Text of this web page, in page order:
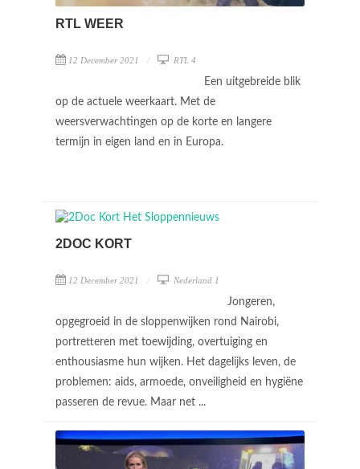
RTL WEER
12 December 2021 RTL 4
Een uitgebreide blik
op de actuele weerkaart. Met de
weersverwachtingen op de korte en langere
termijn in eigen land en in Europa.
2DOC KORT
12 December 2021 Nederland 1
Jongeren,
opgegroeid in de sloppenwijken rond Nairobi,
portretteren met toewijding, overtuiging en
enthousiasme hun wijken. Het dagelijks leven, de
problemen: aids, armoede, onveiligheid en hygiëne
passeren de revue. Maar net ...